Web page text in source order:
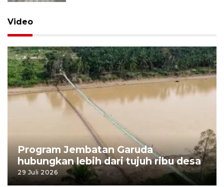
Video
Program Jembatan Garuda
hubungkan lebih dari tujuh ribu desa
29 Juli 2026